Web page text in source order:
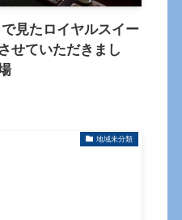
見たロイヤルスイー
せていただきまし
地域未分類